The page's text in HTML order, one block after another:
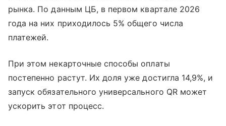
рынка. По данным ЦБ, в первом квартале 2026
года на них приходилось 5% общего числа
платежей.
При этом некарточные способы оплаты
постепенно растут. Их доля уже достигла 14,9%, и
запуск обязательного универсального QR может
ускорить этот процесс.